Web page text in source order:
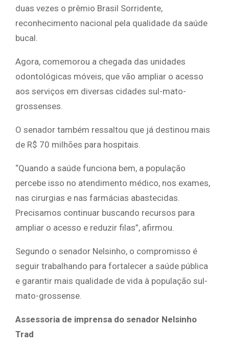
duas vezes o prêmio Brasil Sorridente,
reconhecimento nacional pela qualidade da saúde
bucal.
Agora, comemorou a chegada das unidades
odontológicas móveis, que vão ampliar o acesso
aos serviços em diversas cidades sul-mato-
grossenses.
O senador também ressaltou que já destinou mais
de R$ 70 milhões para hospitais.
“Quando a saúde funciona bem, a população
percebe isso no atendimento médico, nos exames,
nas cirurgias e nas farmácias abastecidas.
Precisamos continuar buscando recursos para
ampliar o acesso e reduzir filas”, afirmou.
Segundo o senador Nelsinho, o compromisso é
seguir trabalhando para fortalecer a saúde pública
e garantir mais qualidade de vida à população sul-
mato-grossense.
Assessoria de imprensa do senador Nelsinho
Trad